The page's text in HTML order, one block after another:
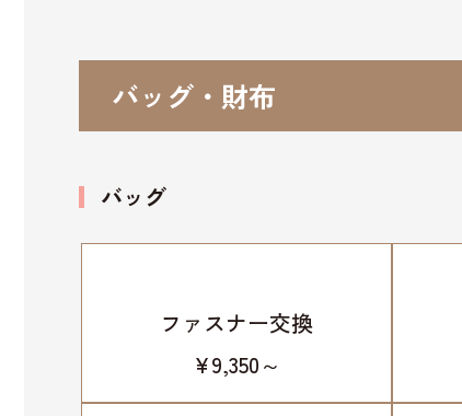
バッグ・財布
バッグ
ファスナー交換
¥9,350～